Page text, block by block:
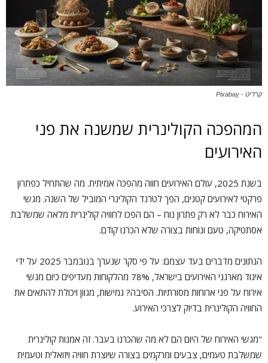
קרדיט - Pixabay
המהפכה הקולינרית שמשנה את פני
האירועים
בשנת 2025, עולם האירועים חווה מהפכה אמיתית. מה שהתחיל כפתרון
פרקטי לאירועים קטנים, הפך לטרנד הקולינרי המוביל של השנה. מגשי
האירוח כבר לא רק פתרון נוח – הם הפכו לחוויה קולינרית מלאה שמשלבת
אסתטיקה, טעם ונוחות בצורה שלא הכרנו קודם.
הנתונים מדברים בעד עצמם: על פי סקר שנערך בנובמבר 2025 על ידי
איגוד מארגני האירועים בישראל, 78% מהלקוחות מעדיפים כיום מגשי
אירוח על פני ארוחות מסורתיות. הסיבה? גמישות, מגוון ויכולת להתאים את
החוויה הקולינרית בדיוק לצרכי האירוע.
"מגשי האירוח של היום הם לא מה שהכרנו בעבר. זה אמנות קולינרית
שמשלבת טעמים, צבעים ומרקמים בצורה שיוצרת חוויה ויזואלית וטעמית